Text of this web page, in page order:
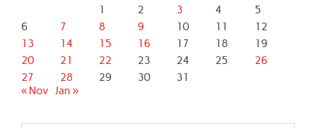
1 2 3 4
5
6
7 8 9 10 11
12
13
14 15 16 17 18
19
20
21 22 23 24 25
26
27
28 29 30
31
« Nov Jan »